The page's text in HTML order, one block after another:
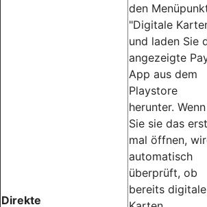
Direkte
den
"Digitale
und laden Sie
angezeigte
App aus dem
Playstore
herunter. Wenn
Sie sie das
mal öffnen,
automatisch
überprüft, ob
bereits digitale